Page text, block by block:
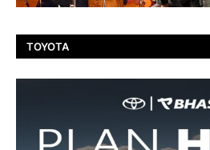
TOYOTA